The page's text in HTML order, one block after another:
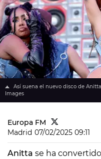
Así suena el nuevo disco de
Images
Europa FM
Madrid 07/02/2025 09:11
Anitta se ha